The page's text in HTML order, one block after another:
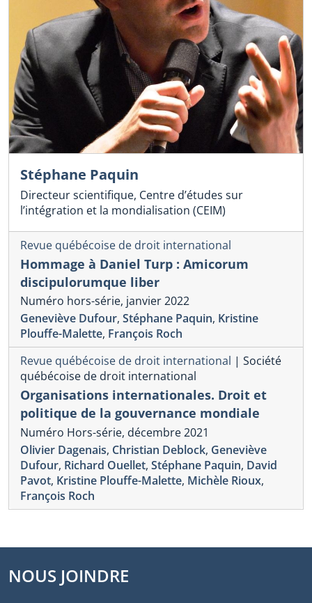
Stéphane Paquin
Directeur scientifique, Centre d’études sur
l’intégration et la mondialisation (CEIM)
Revue québécoise de droit international
Hommage à Daniel Turp : Amicorum
discipulorumque liber
Numéro hors-série, janvier 2022
Geneviève Dufour, Stéphane Paquin, Kristine
Plouffe-Malette, François Roch
Revue québécoise de droit international | Société
québécoise de droit international
Organisations internationales. Droit et
politique de la gouvernance mondiale
Numéro Hors-série, décembre 2021
Olivier Dagenais, Christian Deblock, Geneviève
Dufour, Richard Ouellet, Stéphane Paquin, David
Pavot, Kristine Plouffe-Malette, Michèle Rioux,
François Roch
NOUS JOINDRE